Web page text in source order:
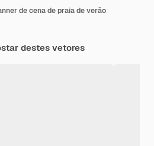
de cena de praia de verão
destes vetores